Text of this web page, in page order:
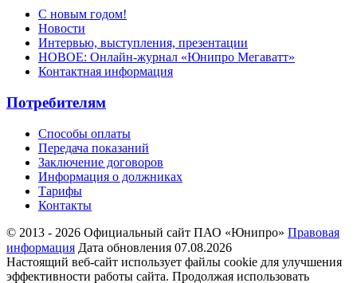
С новым годом!
Новости
Интервью, выступления, презентации
НОВОЕ: Онлайн-журнал «Юнипро Мегаватт»
Контактная информация
Потребителям
Способы оплаты
Передача показаний
Заключение договоров
Информация о должниках
Тарифы
Контакты
© 2013 - 2026 Официальный сайт ПАО «Юнипро» Правовая
информация Дата обновления 07.08.2026
Настоящий веб-сайт использует файлы cookie для улучшения
эффективности работы сайта. Продолжая использовать